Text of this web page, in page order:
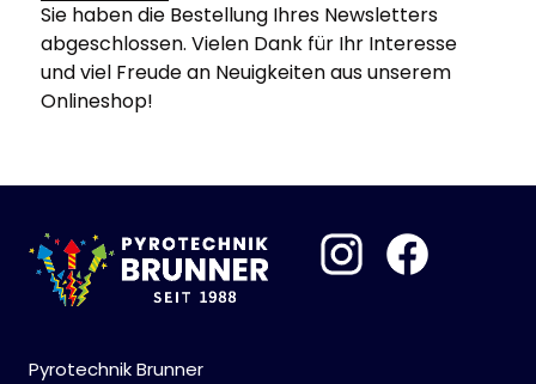
Sie haben die Bestellung Ihres Newsletters
abgeschlossen. Vielen Dank für Ihr Interesse
und viel Freude an Neuigkeiten aus unserem
Onlineshop!
Pyrotechnik Brunner